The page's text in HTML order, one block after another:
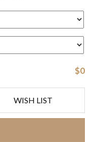
$0
WISH LIST